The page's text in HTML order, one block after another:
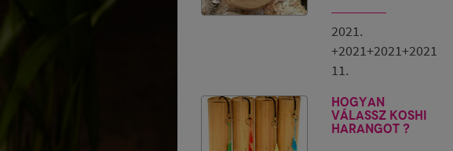
2021.
+2021+2021+2021
11.
Hogyan
válassz Koshi
harangot ?